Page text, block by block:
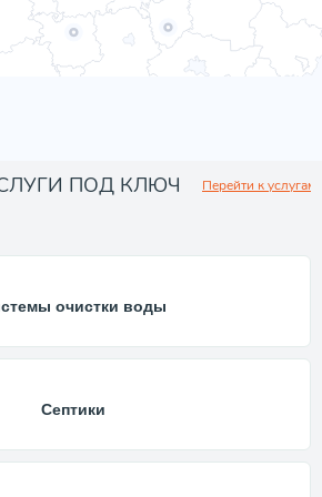
ПОД КЛЮЧ Перейти к услугам
очистки воды
Септики